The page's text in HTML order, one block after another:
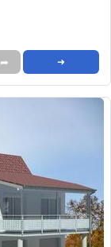
➦ ➜